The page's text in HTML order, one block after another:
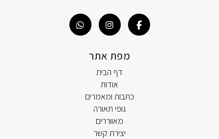
מפת אתר
דף הבית
אודות
כתבות ומאמרים
גופי תאורה
מאווררים
יצירת קשר